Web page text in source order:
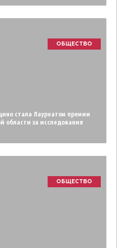
ОБЩЕСТВО
стала Лауреатом премии
области за исследования
ОБЩЕСТВО